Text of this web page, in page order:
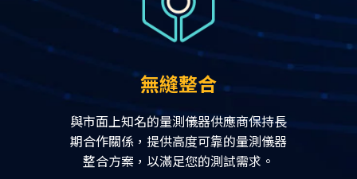
無縫整合
與市面上知名的量測儀器供應商保持長
期合作關係，提供高度可靠的量測儀器
整合方案，以滿足您的測試需求。